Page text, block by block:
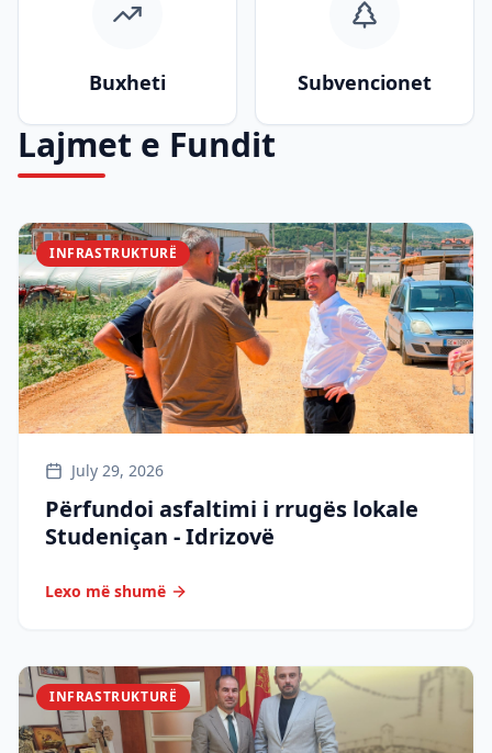
Buxheti Subvencionet
Lajmet e Fundit
INFRASTRUKTURË
July 29, 2026
Përfundoi asfaltimi i rrugës lokale
Studeniçan - Idrizovë
Lexo më shumë
INFRASTRUKTURË